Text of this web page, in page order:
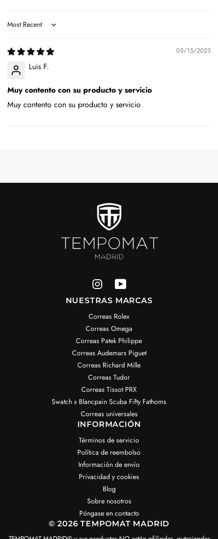
Sort by
05/15/2023
Luis F.
Muy contento con su producto y servicio
Muy contento con su producto y servicio
NUESTRAS MARCAS
Correas Rolex
Correas Omega
Correas Patek Philippe
Correas Audemars Piguet
Correas Richard Mille
Correas Tudor
Correas Tissot PRX
Swatch x Blancpain Scuba Fifty Fathoms
Correas universales
INFORMACIÓN
Términos de servicio
Política de reembolso
Información de envío
Privacidad y cookies
Blog
Sobre nosotros
Póngase en contacto
© 2026 TEMPOMAT MADRID